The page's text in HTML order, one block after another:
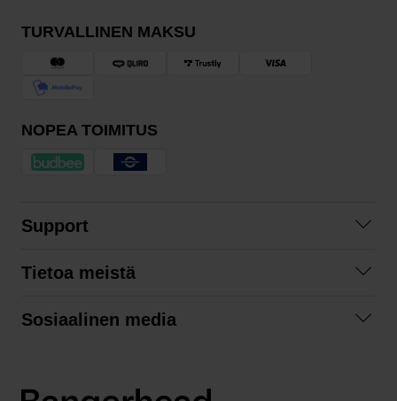
TURVALLINEN MAKSU
NOPEA TOIMITUS
Support
Tilausehdot
Tietoa meistä
Sosiaalinen media